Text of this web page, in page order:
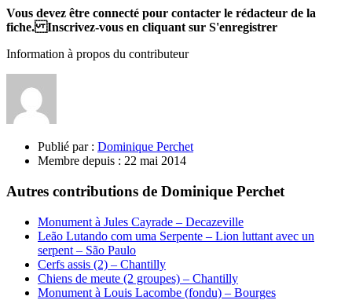
Vous devez être connecté pour contacter le rédacteur de la
fiche. Inscrivez-vous en cliquant sur S'enregistrer
Information à propos du contributeur
Publié par : Dominique Perchet
Membre depuis : 22 mai 2014
Autres contributions de Dominique Perchet
Monument à Jules Cayrade – Decazeville
Leão Lutando com uma Serpente – Lion luttant avec un
serpent – São Paulo
Cerfs assis (2) – Chantilly
Chiens de meute (2 groupes) – Chantilly
Monument à Louis Lacombe (fondu) – Bourges